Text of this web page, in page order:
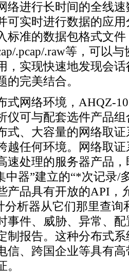
络进行长时间的全线
可实时进行数据的应
标准的数据包格式文件
.pcap/.raw等，可以
，实现快速地发现会
的完美结合。
式网络环境，AHQZ-
仪可与配套选件产品
式、大容量的网络取
越任何环境。网络取
速处理的服务器产品，
中器”建立的“*次记录/
产品具有开放的API，
分析器从它们那里查
事件、威胁、异常、
制报告。这种分布式
信、跨国企业等具有
。